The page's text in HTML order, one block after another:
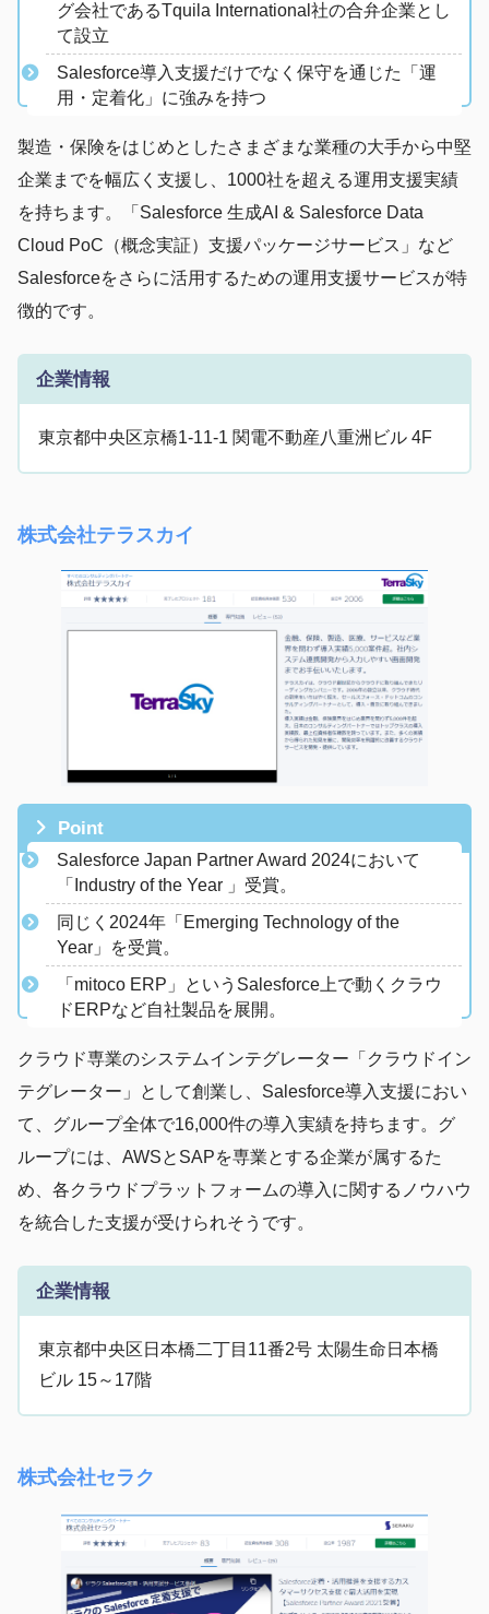
グ会社であるTquila International社の合弁企業とし
て設立
Salesforce導入支援だけでなく保守を通じた「運
用・定着化」に強みを持つ
製造・保険をはじめとしたさまざまな業種の大手から中堅
企業までを幅広く支援し、1000社を超える運用支援実績
を持ちます。「Salesforce 生成AI & Salesforce Data
Cloud PoC（概念実証）支援パッケージサービス」など
Salesforceをさらに活用するための運用支援サービスが特
徴的です。
企業情報
東京都中央区京橋1-11-1 関電不動産八重洲ビル 4F
株式会社テラスカイ
Point
Salesforce Japan Partner Award 2024において
「Industry of the Year 」受賞。
​同じく2024年「Emerging Technology of the
Year」を受賞。
「mitoco ERP」というSalesforce上で動くクラウ
ドERPなど自社製品を展開。
クラウド専業のシステムインテグレーター「クラウドイン
テグレーター」として創業し、Salesforce導入支援におい
て、グループ全体で16,000件の導入実績を持ちます。グ
ループには、AWSとSAPを専業とする企業が属するた
め、各クラウドプラットフォームの導入に関するノウハウ
を統合した支援が受けられそうです。
企業情報
東京都中央区日本橋二丁目11番2号 太陽生命日本橋
ビル 15～17階
株式会社セラク